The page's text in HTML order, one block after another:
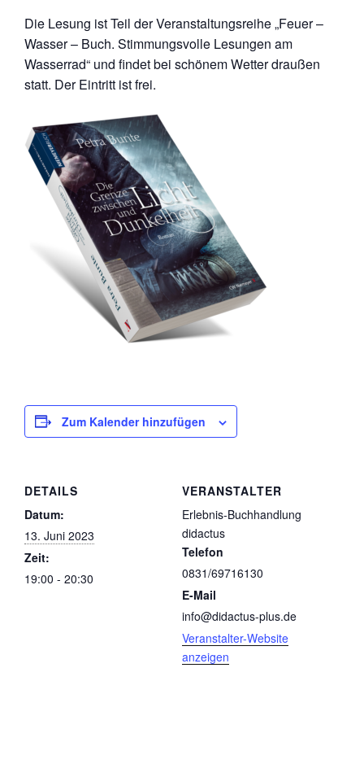
Die Lesung ist Teil der Veranstaltungsreihe „Feuer –
Wasser – Buch. Stimmungsvolle Lesungen am
Wasserrad“ und findet bei schönem Wetter draußen
statt. Der Eintritt ist frei.
Zum Kalender hinzufügen
DETAILS
Datum:
13. Juni 2023
Zeit:
19:00 - 20:30
VERANSTALTER
Erlebnis-Buchhandlung
didactus
Telefon
0831/69716130
E-Mail
info@didactus-plus.de
Veranstalter-Website
anzeigen